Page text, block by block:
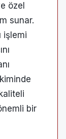
özel
sunar.
işlemi
bir